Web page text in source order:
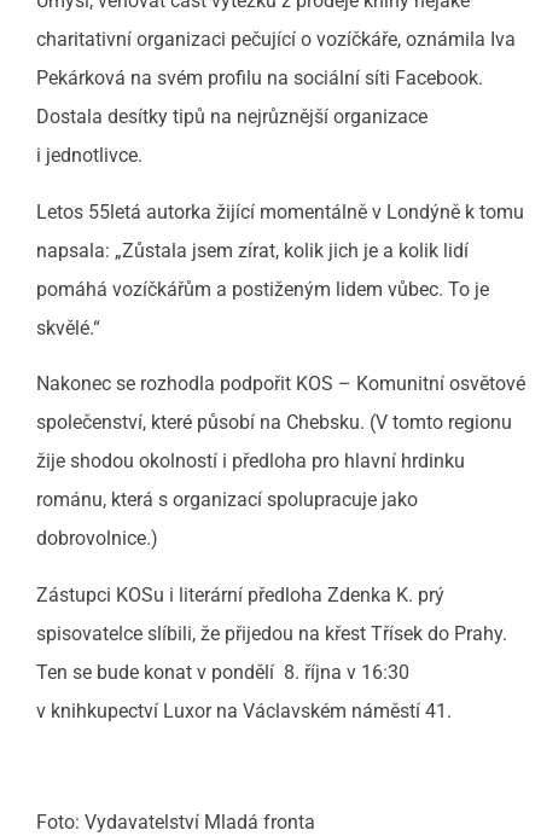
charitativní organizaci pečující o vozíčkáře, oznámila Iva
Pekárková na svém profilu na sociální síti Facebook.
Dostala desítky tipů na nejrůznější organizace
i jednotlivce.
Letos 55letá autorka žijící momentálně v Londýně k tomu
napsala: „Zůstala jsem zírat, kolik jich je a kolik lidí
pomáhá vozíčkářům a postiženým lidem vůbec. To je
skvělé.“
Nakonec se rozhodla podpořit KOS – Komunitní osvětové
společenství, které působí na Chebsku. (V tomto regionu
žije shodou okolností i předloha pro hlavní hrdinku
románu, která s organizací spolupracuje jako
dobrovolnice.)
Zástupci KOSu i literární předloha Zdenka K. prý
spisovatelce slíbili, že přijedou na křest Třísek do Prahy.
Ten se bude konat v pondělí 8. října v 16:30
v knihkupectví Luxor na Václavském náměstí 41.
Foto: Vydavatelství Mladá fronta